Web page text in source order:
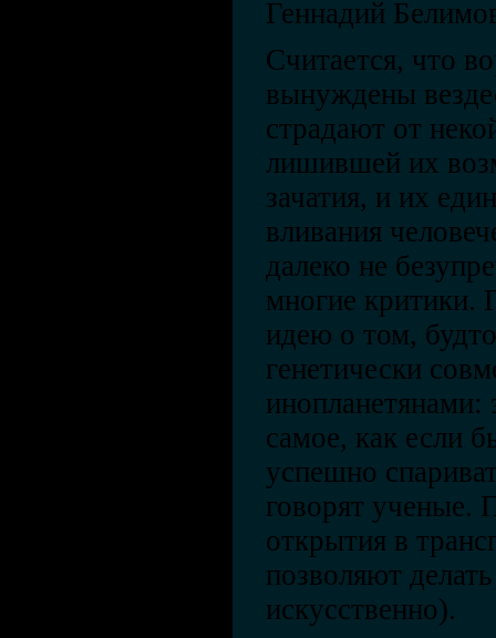
Геннадий
Считается, что
вынуждены
страдают от
лишившей их
зачатия, и их
вливания
далеко не
многие критики.
идею о том,
генетически
самое, как если
успешно
говорят ученые.
открытия в
позволяют
искусственно).